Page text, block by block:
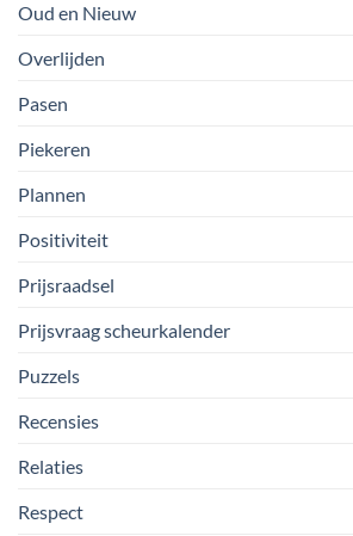
Oud en Nieuw
Overlijden
Pasen
Piekeren
Plannen
Positiviteit
Prijsraadsel
Prijsvraag scheurkalender
Puzzels
Recensies
Relaties
Respect